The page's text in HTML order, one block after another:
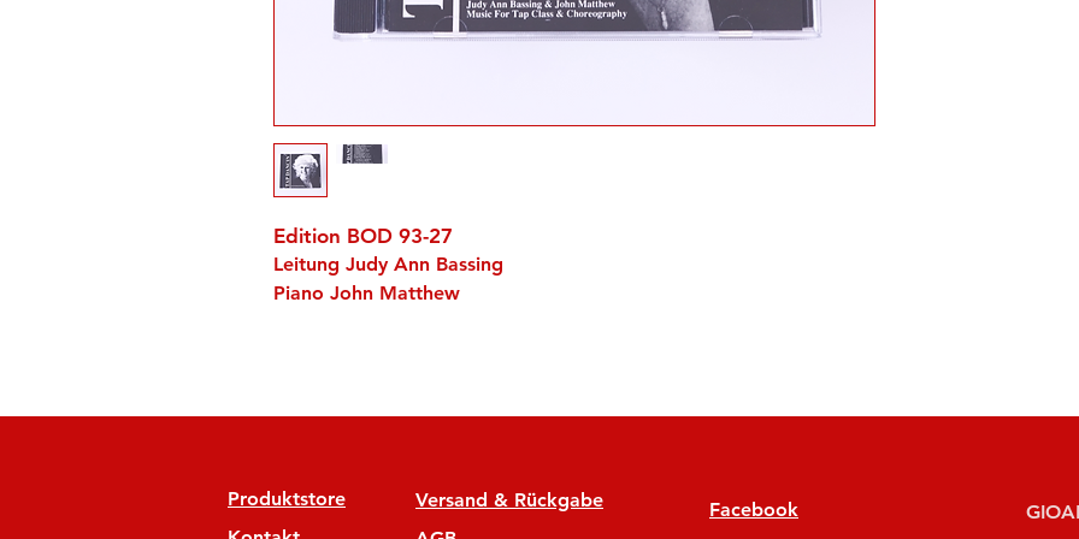
Edition BOD 93-27
Leitung Judy Ann Bassing
Piano John Matthew
Produktstore
Versand & Rückgabe
Facebook